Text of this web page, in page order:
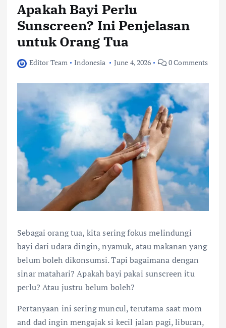
Apakah Bayi Perlu
Sunscreen? Ini Penjelasan
untuk Orang Tua
Editor Team Indonesia June 4, 2026 0 Comments
Sebagai orang tua, kita sering fokus melindungi
bayi dari udara dingin, nyamuk, atau makanan yang
belum boleh dikonsumsi. Tapi bagaimana dengan
sinar matahari? Apakah bayi pakai sunscreen itu
perlu? Atau justru belum boleh?
Pertanyaan ini sering muncul, terutama saat mom
and dad ingin mengajak si kecil jalan pagi, liburan,